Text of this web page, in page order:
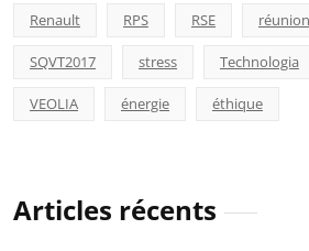
Renault RPS RSE réunion
SQVT2017 stress Technologia
VEOLIA énergie éthique
Articles récents